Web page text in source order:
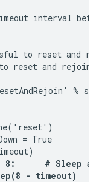
interval
to reset and
reset and rejoin
%
= True
8:      # Sleep a
- timeout)